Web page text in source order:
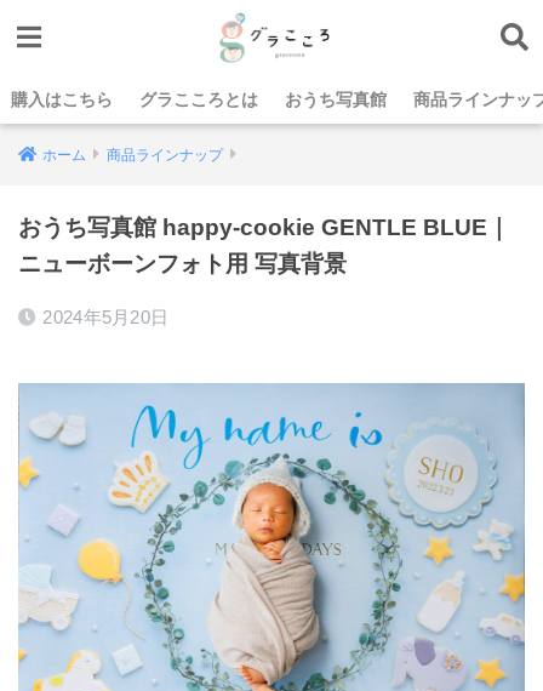
購入はこちら グラこころとは おうち写真館 商品ラインナッ
ホーム 商品ラインナップ
おうち写真館 happy-cookie GENTLE BLUE｜
ニューボーンフォト用 写真背景
2024年5月20日